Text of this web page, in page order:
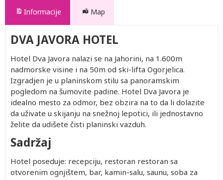
Informacije Map
DVA JAVORA HOTEL
Hotel Dva Javora nalazi se na Jahorini, na 1.600m
nadmorske visine i na 50m od ski-lifta Ogorjelica.
Izgradjen je u planinskom stilu sa panoramskim
pogledom na šumovite padine. Hotel Dva Javora je
idealno mesto za odmor, bez obzira na to da li dolazite
da uživate u skijanju na snežnoj lepotici, ili jednostavno
želite da udišete čisti planinski vazduh.
Sadržaj
Hotel poseduje: recepciju, restoran restoran sa
otvorenim ognjištem, bar, kamin-salu, saunu, soba za